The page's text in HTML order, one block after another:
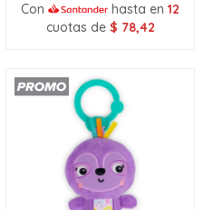
Con hasta en 12
cuotas de $ 78,42